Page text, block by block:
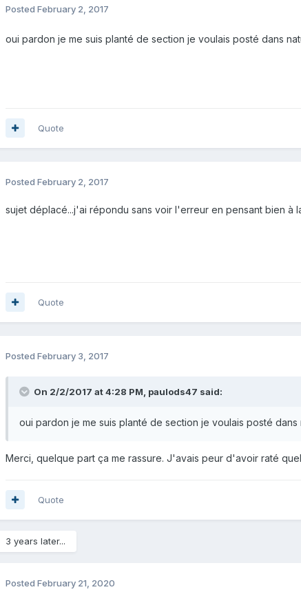
Posted February 2, 2017
oui pardon je me suis planté de section je voulais posté dans
Quote
Posted February 2, 2017
sujet déplacé...j'ai répondu sans voir l'erreur en pensant bien à
Quote
Posted February 3, 2017
On 2/2/2017 at 4:28 PM, paulods47 said:
oui pardon je me suis planté de section je voulais posté dans
Merci, quelque part ça me rassure. J'avais peur d'avoir raté
Quote
3 years later...
Posted February 21, 2020